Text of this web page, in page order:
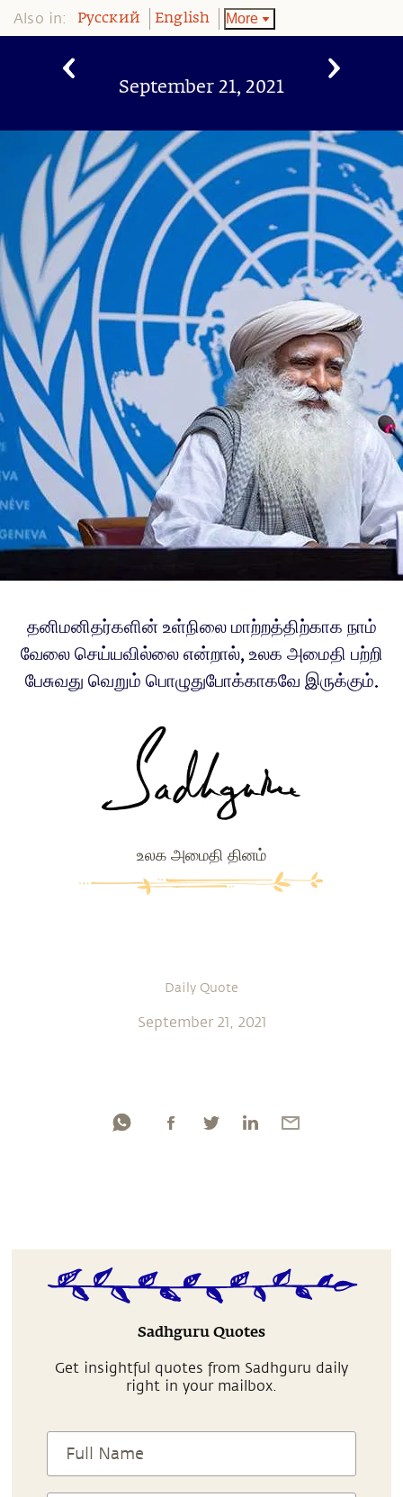
Also in: Pусский English More
September 21, 2021
தனிமனிதர்களின் உள்நிலை மாற்றத்திற்காக நாம்
வேலை செய்யவில்லை என்றால், உலக அமைதி பற்றி
பேசுவது வெறும் பொழுதுபோக்காகவே இருக்கும்.
உலக அமைதி தினம்
Daily Quote
September 21, 2021
Sadhguru Quotes
Get insightful quotes from Sadhguru daily
right in your mailbox.